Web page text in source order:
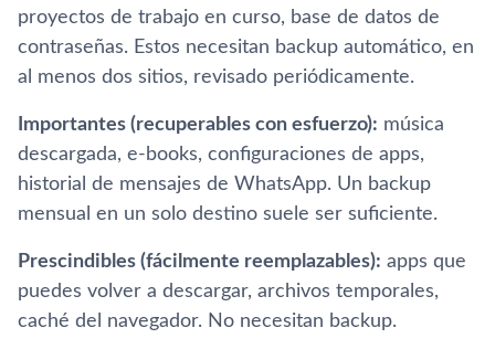
proyectos de trabajo en curso, base de datos de
contraseñas. Estos necesitan backup automático, en
al menos dos sitios, revisado periódicamente.
Importantes (recuperables con esfuerzo): música
descargada, e-books, configuraciones de apps,
historial de mensajes de WhatsApp. Un backup
mensual en un solo destino suele ser suficiente.
Prescindibles (fácilmente reemplazables): apps que
puedes volver a descargar, archivos temporales,
caché del navegador. No necesitan backup.